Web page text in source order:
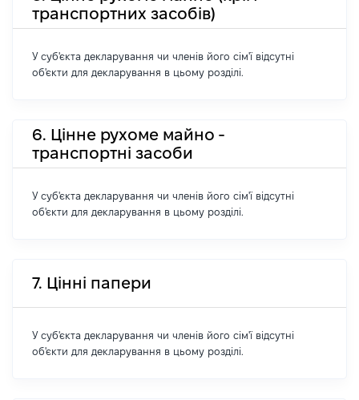
транспортних засобів)
У суб'єкта декларування чи членів його сім'ї відсутні
об'єкти для декларування в цьому розділі.
6. Цінне рухоме майно -
транспортні засоби
У суб'єкта декларування чи членів його сім'ї відсутні
об'єкти для декларування в цьому розділі.
7. Цінні папери
У суб'єкта декларування чи членів його сім'ї відсутні
об'єкти для декларування в цьому розділі.